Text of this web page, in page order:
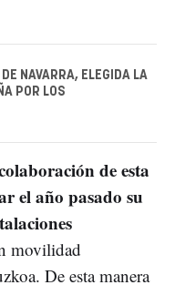
NAVARRA, ELEGIDA LA
POR LOS
de esta
el año pasado su
movilidad
De esta manera